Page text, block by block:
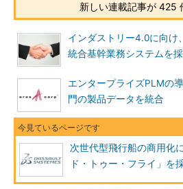
新しい連載記事が 425
インダストリー4.0に向け
統合基幹業務システムを
エンタープライズPLMの
門の製品データを統合
次世代型飛行船の商用化
ド・トゥー・フライ」を